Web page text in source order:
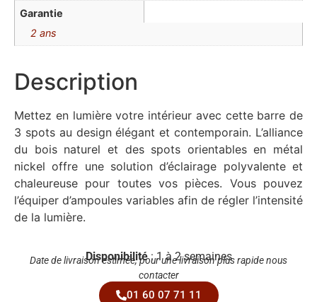
Garantie
2 ans
Description
Mettez en lumière votre intérieur avec cette barre de
3 spots au design élégant et contemporain. L’alliance
du bois naturel et des spots orientables en métal
nickel offre une solution d’éclairage polyvalente et
chaleureuse pour toutes vos pièces. Vous pouvez
l’équiper d’ampoules variables afin de régler l’intensité
de la lumière.
Disponibilité: 1 à 2 semaines
Date de livraison estimée, pour une livraison plus rapide nous
contacter
01 60 07 71 11